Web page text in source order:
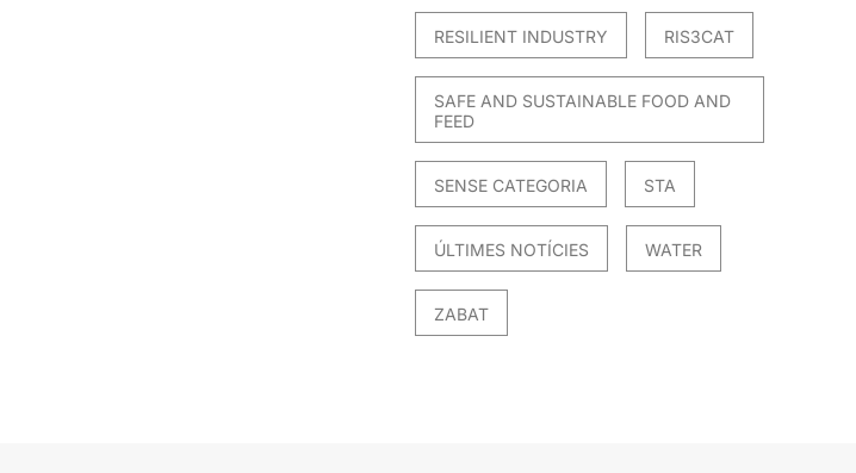
RESILIENT INDUSTRY RIS3CAT
SAFE AND SUSTAINABLE FOOD AND
FEED
SENSE CATEGORIA STA
ÚLTIMES NOTÍCIES WATER
ZABAT